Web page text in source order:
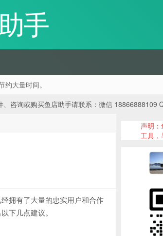
手
大量时间。
咨询或购买鱼店助手请联系：微信 18866888109
拥有了大量的忠实用户和合作
下几点建议。
声明：
工具